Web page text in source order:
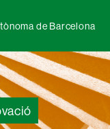
de Barcelona